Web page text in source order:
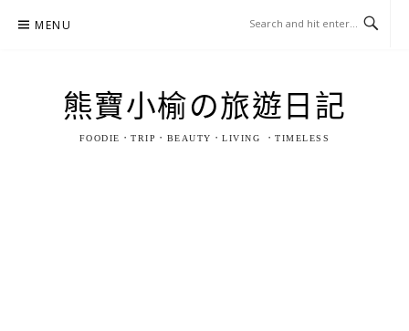
MENU
熊寶小榆の旅遊日記
FOODIE．TRIP．BEAUTY．LIVING ．TIMELESS